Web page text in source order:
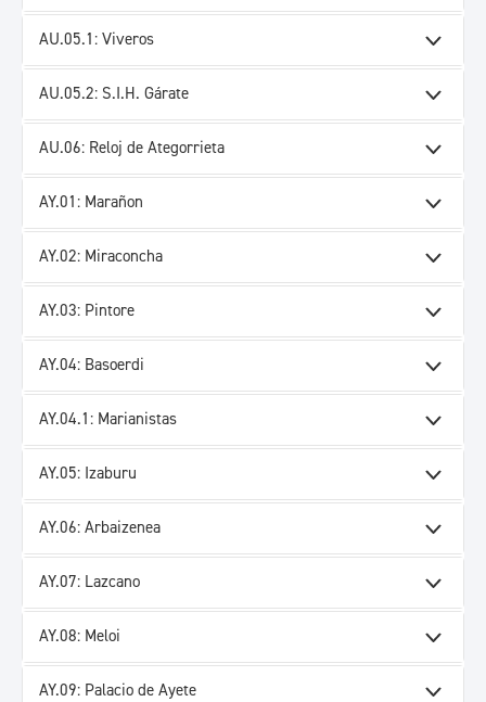
AU.05.1: Viveros
AU.05.2: S.I.H. Gárate
AU.06: Reloj de Ategorrieta
AY.01: Marañon
AY.02: Miraconcha
AY.03: Pintore
AY.04: Basoerdi
AY.04.1: Marianistas
AY.05: Izaburu
AY.06: Arbaizenea
AY.07: Lazcano
AY.08: Meloi
AY.09: Palacio de Ayete